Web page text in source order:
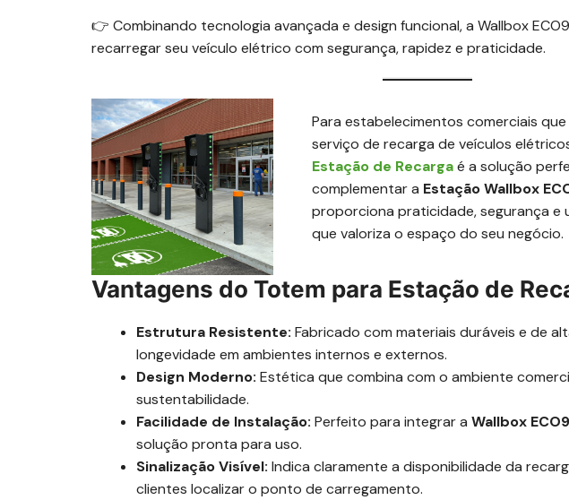
👉 Combinando tecnologia avançada e design funcional, a Wallbox
recarregar seu veículo elétrico com segurança, rapidez e praticidade.
Para estabelecimentos comerciais
serviço de recarga de veículos
Estação de Recargaé a solução
complementar a Estação Wallbox
proporciona praticidade, segurança e
que valoriza o espaço do seu negócio.
Vantagens do Totem para Estação de
Estrutura Resistente: Fabricado com materiais duráveis e de
longevidade em ambientes internos e externos.
Design Moderno: Estética que combina com o ambiente
sustentabilidade.
Facilidade de Instalação: Perfeito para integrar a Wallbox
solução pronta para uso.
Sinalização Visível: Indica claramente a disponibilidade da
clientes localizar o ponto de carregamento.